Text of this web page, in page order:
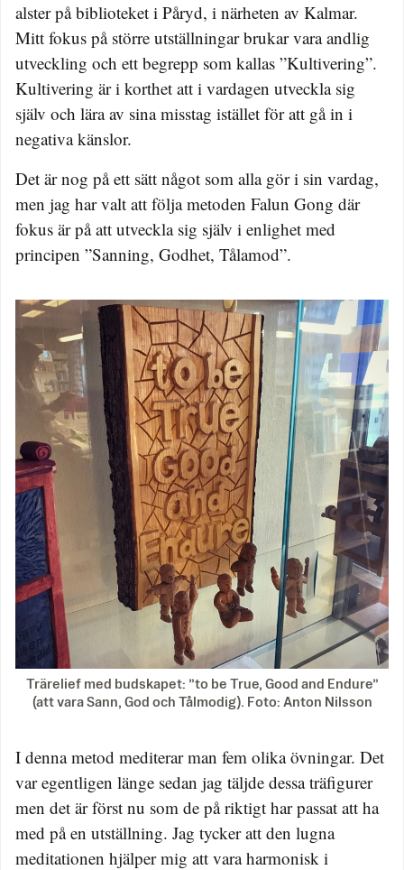
alster på biblioteket i Påryd, i närheten av Kalmar.
Mitt fokus på större utställningar brukar vara andlig
utveckling och ett begrepp som kallas ”Kultivering”.
Kultivering är i korthet att i vardagen utveckla sig
själv och lära av sina misstag istället för att gå in i
negativa känslor.
Det är nog på ett sätt något som alla gör i sin vardag,
men jag har valt att följa metoden Falun Gong där
fokus är på att utveckla sig själv i enlighet med
principen ”Sanning, Godhet, Tålamod”.
Trärelief med budskapet: ”to be True, Good and Endure”
(att vara Sann, God och Tålmodig). Foto: Anton Nilsson
I denna metod mediterar man fem olika övningar. Det
var egentligen länge sedan jag täljde dessa träfigurer
men det är först nu som de på riktigt har passat att ha
med på en utställning. Jag tycker att den lugna
meditationen hjälper mig att vara harmonisk i